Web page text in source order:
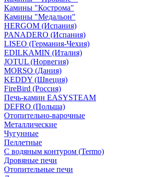
Камины "Кострома"
Камины "Медальон"
HERGOM (Испания)
PANADERO (Испания)
LISEO (Германия-Чехия)
EDILKAMIN (Италия)
JOTUL (Норвегия)
MORSO (Дания)
KEDDY (Швеция)
FireBird (Россия)
Печь-камин EASYSTEAM
DEFRO (Польша)
Отопительно-варочные
Металлические
Чугунные
Пеллетные
С водяным контуром (Termo)
Дровяные печи
Отопительные печи